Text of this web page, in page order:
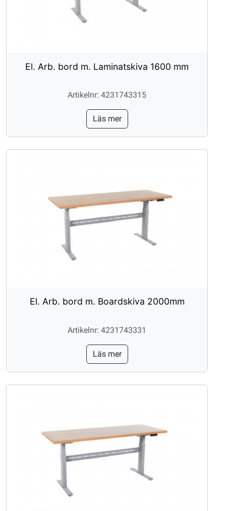
El. Arb. bord m. Laminatskiva 1600 mm
Artikelnr: 4231743315
Läs mer
El. Arb. bord m. Boardskiva 2000mm
Artikelnr: 4231743331
Läs mer